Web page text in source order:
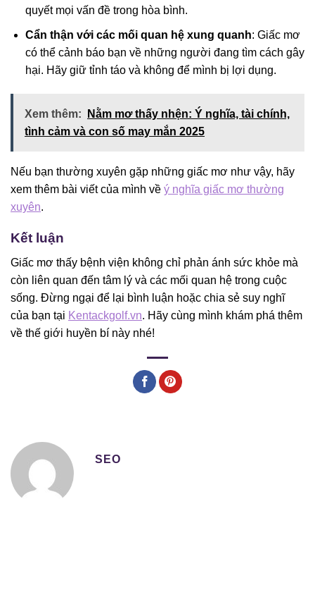
quyết mọi vấn đề trong hòa bình.
Cẩn thận với các mối quan hệ xung quanh: Giấc mơ
có thể cảnh báo bạn về những người đang tìm cách gây
hại. Hãy giữ tỉnh táo và không để mình bị lợi dụng.
Xem thêm:
Nằm mơ thấy nhện: Ý nghĩa, tài chính,
tình cảm và con số may mắn 2025
Nếu bạn thường xuyên gặp những giấc mơ như vậy, hãy
xem thêm bài viết của mình về ý nghĩa giấc mơ thường
xuyên.
Kết luận
Giấc mơ thấy bệnh viện không chỉ phản ánh sức khỏe mà
còn liên quan đến tâm lý và các mối quan hệ trong cuộc
sống. Đừng ngại để lại bình luận hoặc chia sẻ suy nghĩ
của bạn tại Kentackgolf.vn. Hãy cùng mình khám phá thêm
về thế giới huyền bí này nhé!
SEO